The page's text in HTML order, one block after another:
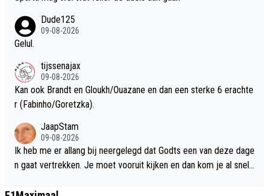
n ook vaak speelden. Ach ja, sommige mensen zullen nooit tevr
eden zijn. Ook niet juichen als we weer eens een goed jaar bele
Dude125
09-08-2026
Gelul.
tijssenajax
09-08-2026
Kan ook Brandt en Gloukh/Ouazane en dan een sterke 6 erachte
r (Fabinho/Goretzka).
JaapStam
09-08-2026
Ik heb me er allang bij neergelegd dat Godts een van deze dage
n gaat vertrekken. Je moet vooruit kijken en dan kom je al snel